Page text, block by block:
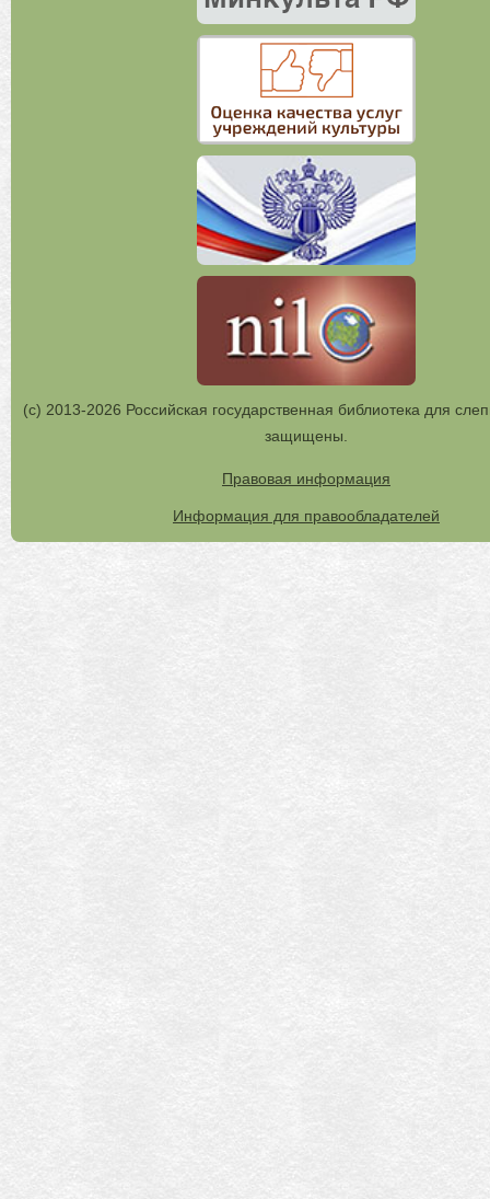
(с) 2013-2026 Российская государственная библиотека для
защищены.
Правовая информация
Информация для правообладателей